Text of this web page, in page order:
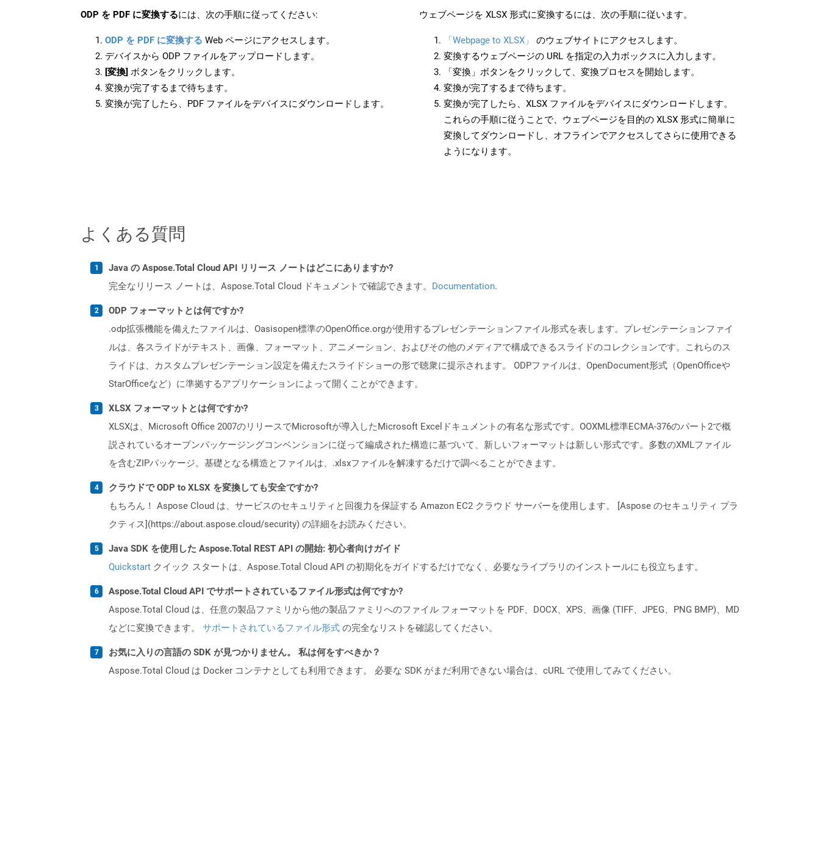
ODP を PDF に変換するには、次の手順に従ってください:
ODP を PDF に変換する Web ページにアクセスします。
デバイスから ODP ファイルをアップロードします。
[変換] ボタンをクリックします。
変換が完了するまで待ちます。
変換が完了したら、PDF ファイルをデバイスにダウンロードします。
ウェブページを XLSX 形式に変換するには、次の手順に従います。
「Webpage to XLSX」
のウェブサイトにアクセスします。
変換するウェブページの URL を指定の入力ボックスに入力します。
「変換」ボタンをクリックして、変換プロセスを開始します。
変換が完了するまで待ちます。
変換が完了したら、XLSX ファイルをデバイスにダウンロードします。
これらの手順に従うことで、ウェブページを目的の XLSX 形式に簡単に
変換してダウンロードし、オフラインでアクセスしてさらに使用できる
ようになります。
よくある質問
Java の Aspose.Total Cloud API リリース ノートはどこにありますか?
完全なリリース ノートは、Aspose.Total Cloud ドキュメントで確認できます。 Documentation.
ODP フォーマットとは何ですか?
.odp拡張機能を備えたファイルは、Oasisopen標準のOpenOffice.orgが使用するプレゼンテーションファイル形式を表します。プレゼンテーションファイ
ルは、各スライドがテキスト、画像、フォーマット、アニメーション、およびその他のメディアで構成できるスライドのコレクションです。これらのス
ライドは、カスタムプレゼンテーション設定を備えたスライドショーの形で聴衆に提示されます。 ODPファイルは、OpenDocument形式（OpenOfficeや
StarOfficeなど）に準拠するアプリケーションによって開くことができます。
XLSX フォーマットとは何ですか?
XLSXは、Microsoft Office 2007のリリースでMicrosoftが導入したMicrosoft Excelドキュメントの有名な形式です。OOXML標準ECMA-376のパート2で概
説されているオープンパッケージングコンベンションに従って編成された構造に基づいて、新しいフォーマットは新しい形式です。多数のXMLファイル
を含むZIPパッケージ。基礎となる構造とファイルは、.xlsxファイルを解凍するだけで調べることができます。
クラウドで ODP to XLSX を変換しても安全ですか?
もちろん！ Aspose Cloud は、サービスのセキュリティと回復力を保証する Amazon EC2 クラウド サーバーを使用します。 [Aspose のセキュリティ プラ
クティス](https://about.aspose.cloud/security) の詳細をお読みください。
Java SDK を使用した Aspose.Total REST API の開始: 初心者向けガイド
Quickstart クイック スタートは、Aspose.Total Cloud API の初期化をガイドするだけでなく、必要なライブラリのインストールにも役立ちます。
Aspose.Total Cloud API でサポートされているファイル形式は何ですか?
Aspose.Total Cloud は、任意の製品ファミリから他の製品ファミリへのファイル フォーマットを PDF、DOCX、XPS、画像 (TIFF、JPEG、PNG BMP)、MD
などに変換できます。 サポートされているファイル形式 の完全なリストを確認してください。
お気に入りの言語の SDK が見つかりません。 私は何をすべきか？
Aspose.Total Cloud は Docker コンテナとしても利用できます。 必要な SDK がまだ利用できない場合は、cURL で使用してみてください。